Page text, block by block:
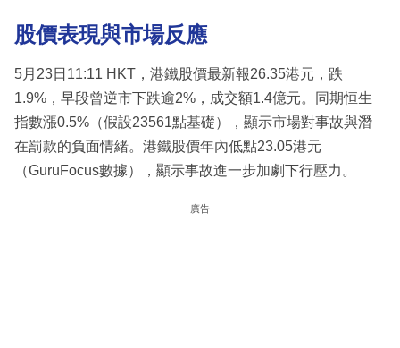
股價表現與市場反應
5月23日11:11 HKT，港鐵股價最新報26.35港元，跌
1.9%，早段曾逆市下跌逾2%，成交額1.4億元。同期恒生
指數漲0.5%（假設23561點基礎），顯示市場對事故與潛
在罰款的負面情緒。港鐵股價年內低點23.05港元
（GuruFocus數據），顯示事故進一步加劇下行壓力。
廣告